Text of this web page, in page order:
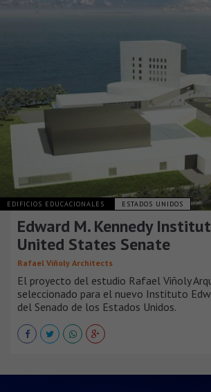
EDIFICIOS EDUCACIONALES ESTADOS UNIDOS
Edward M. Kennedy
United States Senate
Rafael Viñoly Architects
El proyecto del estudio Rafael Viñoly
seleccionado para el nuevo Instituto
del Senado de los Estados Unidos.